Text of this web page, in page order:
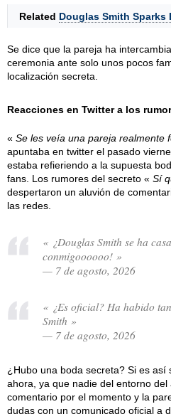
Related Douglas Smith Sparks
Se dice que la pareja ha
ceremonia ante solo unos pocos
localización secreta.
Reacciones en Twitter a los
« Se les veía una pareja realmente
apuntaba en twitter el pasado
estaba refieriendo a la supuesta
fans. Los rumores del secreto « Sí
despertaron un aluvión de
las redes.
« ¿Douglas Smith se ha
conmigoooooo! »
— 7 de agosto, 2026
« ¿Es oficial? Ha habido
Smith »
— 7 de agosto, 2026
¿Hubo una boda secreta? Si es así
ahora, ya que nadie del entorno
comentario por el momento y la
dudas con un comunicado oficial a